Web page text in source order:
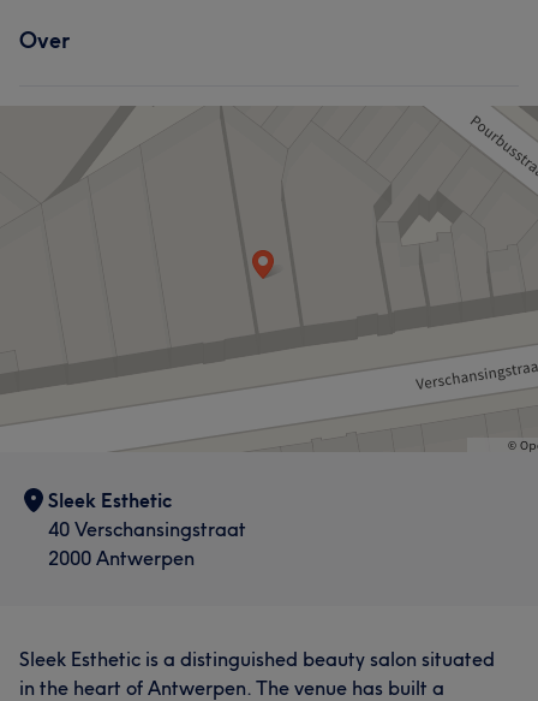
Over
Sleek Esthetic
40 Verschansingstraat
2000 Antwerpen
Sleek Esthetic is a distinguished beauty salon situated
in the heart of Antwerpen. The venue has built a